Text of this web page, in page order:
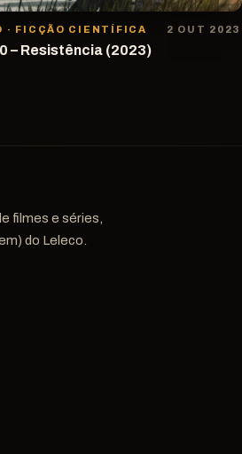
· FICÇÃO CIENTÍFICA 2 OUT 2023
– Resistência (2023)
filmes e séries,
do Leleco.